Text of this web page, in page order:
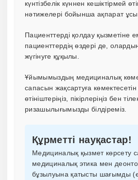
күнтізбелік күннен кешіктірмей
нәтижелері бойынша ақпарат
Пациенттерді қолдау қызметіне
пациенттердің өздері де,
жүгінуге құқылы.
Ұйымымыздың медициналық
сапасын жақсартуға көмектесетін
өтініштеріңіз, пікірлеріңіз бен
ризашылығымызды білдіреміз.
Құрметті науқастар!
Медициналық қызмет көрсету
медициналық этика мен
бұзылуына қатысты шағымды